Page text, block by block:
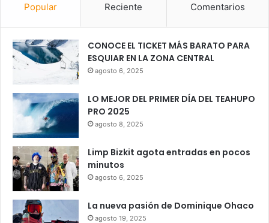
Popular Reciente Comentarios
CONOCE EL TICKET MÁS BARATO PARA
ESQUIAR EN LA ZONA CENTRAL
agosto 6, 2025
LO MEJOR DEL PRIMER DÍA DEL TEAHUPO
PRO 2025
agosto 8, 2025
Limp Bizkit agota entradas en pocos
minutos
agosto 6, 2025
La nueva pasión de Dominique Ohaco
agosto 19, 2025